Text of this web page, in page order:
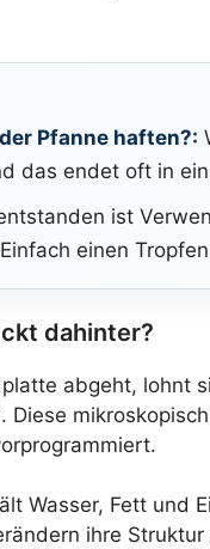
Pfanne haften?:
das endet oft in
ist
einen
dahinter?
abgeht, lohnt
Wasser, Fett und
ihre